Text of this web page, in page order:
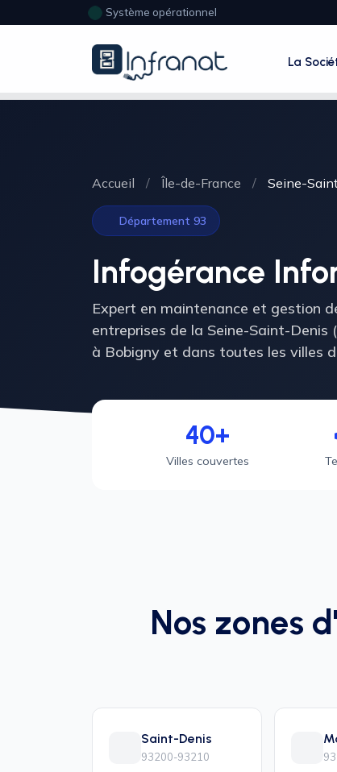
Système opérationnel
La
Accueil / Île-de-France / Seine-
Département 93
Infogérance
Expert en maintenance et gestion
entreprises de la Seine-Saint-
à Bobigny et dans toutes les villes
40+
Villes couvertes
Nos zones
Saint-Denis
93200-93210